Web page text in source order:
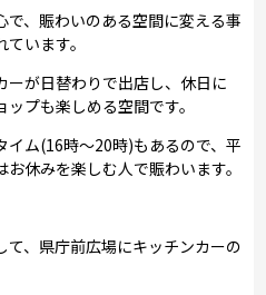
、賑わいのある空間に変える事
います。
ーが日替わりで出店し、休日に
プも楽しめる空間です。
イム(16時～20時)もあるので、平
休みを楽しむ人で賑わいます。
、県庁前広場にキッチンカーの